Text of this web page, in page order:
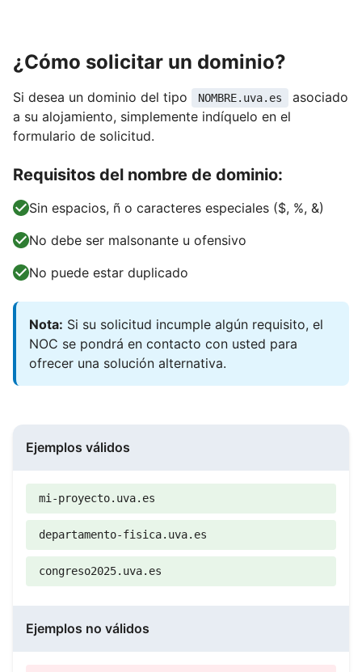
¿Cómo solicitar un dominio?
Si desea un dominio del tipo NOMBRE.uva.es
asociado
a su alojamiento, simplemente indíquelo en el
formulario de solicitud.
Requisitos del nombre de dominio:
Sin espacios, ñ o caracteres especiales ($, %, &)
No debe ser malsonante u ofensivo
No puede estar duplicado
Nota: Si su solicitud incumple algún requisito, el
NOC se pondrá en contacto con usted para
ofrecer una solución alternativa.
Ejemplos válidos
mi-proyecto.uva.es
departamento-fisica.uva.es
congreso2025.uva.es
Ejemplos no válidos